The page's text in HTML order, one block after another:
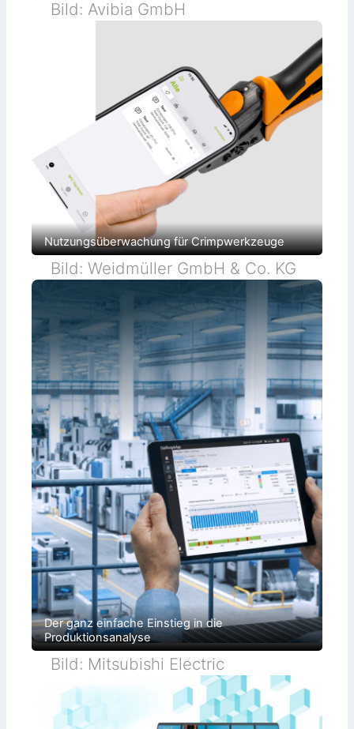
e
n
i
k
Bild: Avibia GmbH
Nutzungsüberwachung für Crimpwerkzeuge
Bild: Weidmüller GmbH & Co. KG
Der ganz einfache Einstieg in die
Produktionsanalyse
Bild: Mitsubishi Electric